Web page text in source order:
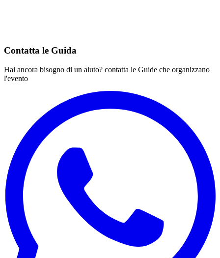
Contatta le Guida
Hai ancora bisogno di un aiuto? contatta le Guide che organizzano
l'evento